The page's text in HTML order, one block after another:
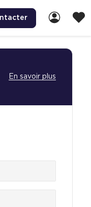
En savoir plus